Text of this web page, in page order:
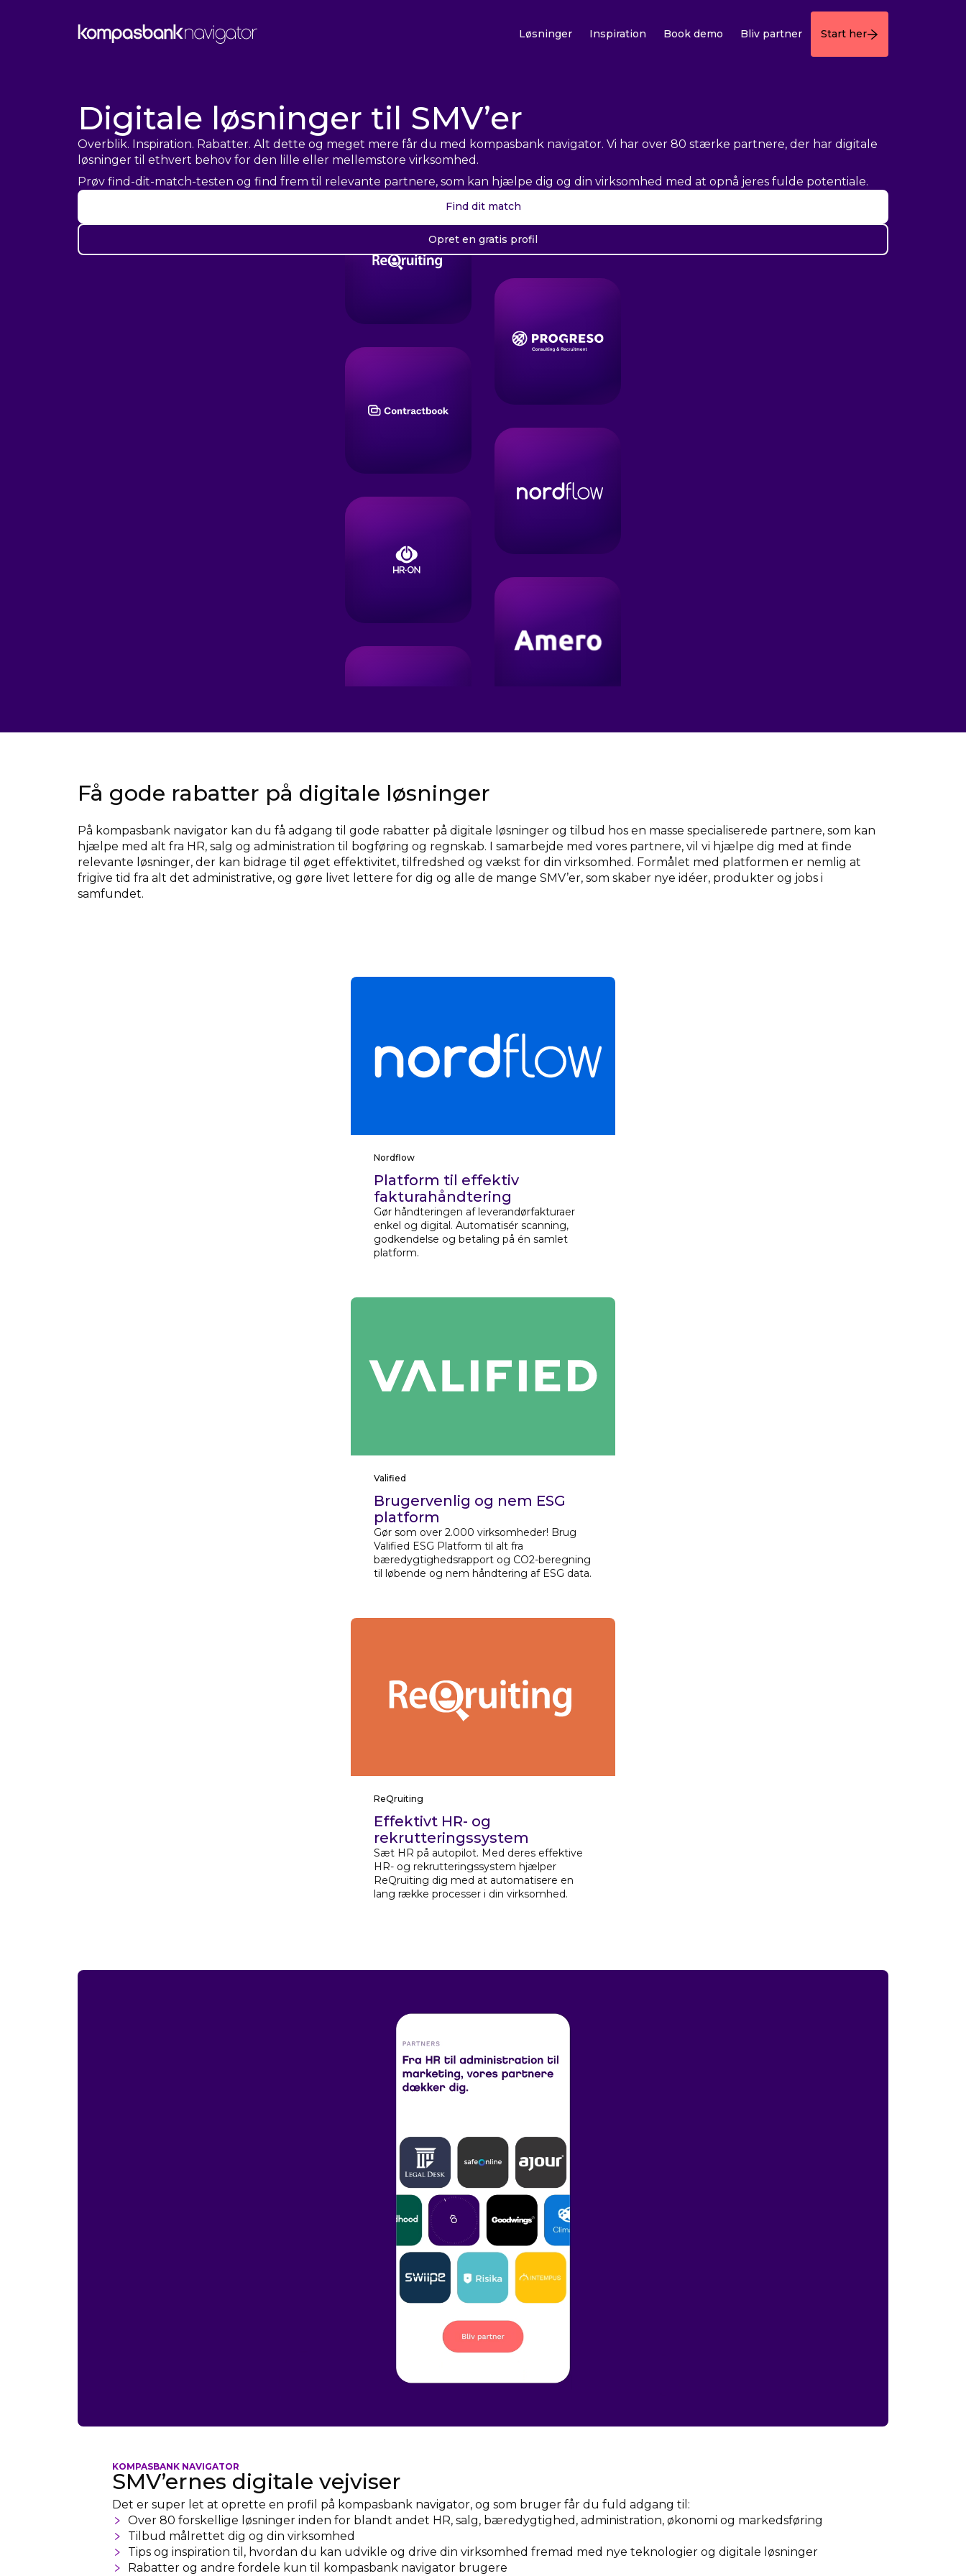
Løsninger Inspiration Book demo Bliv partner Start her
Digitale løsninger til SMV’er
Overblik. Inspiration. Rabatter. Alt dette og meget mere får du med kompasbank navigator. Vi har over 80 stærke partnere, der har digitale
løsninger til ethvert behov for den lille eller mellemstore virksomhed.
Prøv find-dit-match-testen og find frem til relevante partnere, som kan hjælpe dig og din virksomhed med at opnå jeres fulde potentiale.
Find dit match
– og få fuld adgang til fordelagtige tilbud og rabatter på kompasbank navigator.
Hold dig orienteret om de seneste nyheder, tips og produkter fra kompasbank, som kan inspirere og hjælpe dig med at drive din
Få information og nyheder direkte fra vores samarbejdspartnere.
Opret en gratis profil
Få gode rabatter på digitale løsninger
På kompasbank navigator kan du få adgang til gode rabatter på digitale løsninger og tilbud hos en masse specialiserede partnere, som kan
hjælpe med alt fra HR, salg og administration til bogføring og regnskab. I samarbejde med vores partnere, vil vi hjælpe dig med at finde
relevante løsninger, der kan bidrage til øget effektivitet, tilfredshed og vækst for din virksomhed. Formålet med platformen er nemlig at
frigive tid fra alt det administrative, og gøre livet lettere for dig og alle de mange SMV’er, som skaber nye idéer, produkter og jobs i
samfundet.
Nordflow
Platform til effektiv
fakturahåndtering
Gør håndteringen af leverandørfakturaer
enkel og digital. Automatisér scanning,
godkendelse og betaling på én samlet
platform.
Valified
Brugervenlig og nem ESG
platform
Gør som over 2.000 virksomheder! Brug
Valified ESG Platform til alt fra
bæredygtighedsrapport og CO2-beregning
til løbende og nem håndtering af ESG data.
ReQruiting
Effektivt HR- og
rekrutteringssystem
Sæt HR på autopilot. Med deres effektive
HR- og rekrutteringssystem hjælper
ReQruiting dig med at automatisere en
lang række processer i din virksomhed.
KOMPASBANK NAVIGATOR
SMV’ernes digitale vejviser
Det er super let at oprette en profil på kompasbank navigator, og som bruger får du fuld adgang til:
Over 80 forskellige løsninger inden for blandt andet HR, salg, bæredygtighed, administration, økonomi og markedsføring
Tilbud målrettet dig og din virksomhed
Tips og inspiration til, hvordan du kan udvikle og drive din virksomhed fremad med nye teknologier og digitale løsninger
Rabatter og andre fordele kun til kompasbank navigator brugere